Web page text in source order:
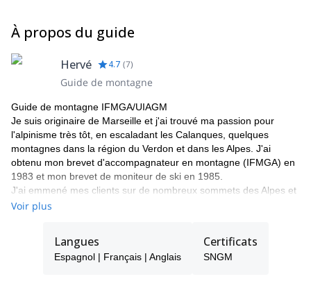
À propos du guide
Hervé 4.7 (7)
Guide de montagne
Guide de montagne IFMGA/UIAGM
Je suis originaire de Marseille et j'ai trouvé ma passion pour
l'alpinisme très tôt, en escaladant les Calanques, quelques
montagnes dans la région du Verdon et dans les Alpes. J'ai
obtenu mon brevet d'accompagnateur en montagne (IFMGA) en
1983 et mon brevet de moniteur de ski en 1985.
J'ai emmené mes clients sur de nombreux sommets des Alpes et
suis parti à l'étranger pour découvrir le monde. J'ai fait du ski, de
cette passion pour les voyages et j'ai commencé à organiser mes
premiers programmes avec mes clients. A la fin des années 80, je
Voir plus
Langues
Espagnol | Français | Anglais
Certificats
SNGM